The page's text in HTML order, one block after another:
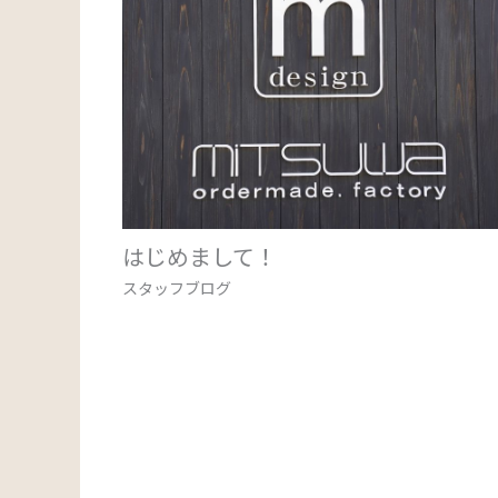
はじめまして！
スタッフブログ